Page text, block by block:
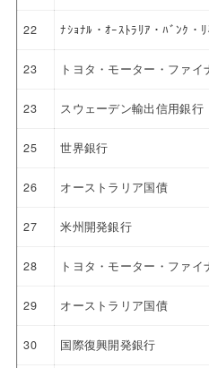
22 ﾅｼｮﾅﾙ・ｵｰｽﾄﾗﾘｱ・ﾊﾞﾝｸ・ﾘ
23 トヨタ・モーター・ファイ
23 スウェーデン輸出信用銀行
25 世界銀行
26 オーストラリア国債
27 米州開発銀行
28 トヨタ・モーター・ファイ
29 オーストラリア国債
30 国際復興開発銀行